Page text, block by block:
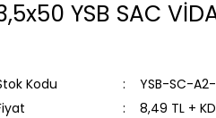
YSB SAC
Kodu
YSB-SC-
8,49 TL +